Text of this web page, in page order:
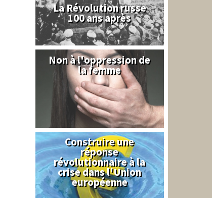
La Révolution russe
100 ans après
Syrie
Non à l'oppression de
la femme
Syndical
Construire une
réponse
révolutionnaire à la
crise dans l'Union
européenne